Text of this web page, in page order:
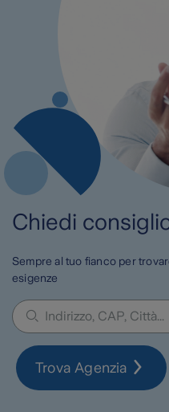
Chiedi
Sempre al tuo fianco per
esigenze
Trova Agenzia